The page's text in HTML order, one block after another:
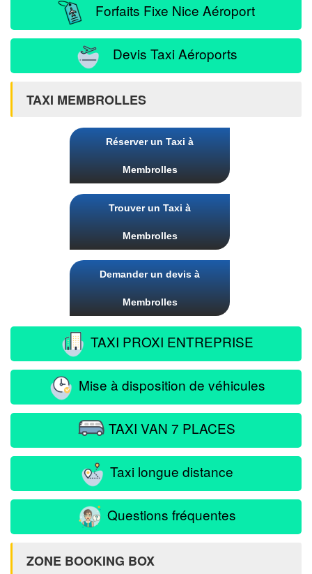
Forfaits Fixe Nice Aéroport
Devis Taxi Aéroports
TAXI MEMBROLLES
Réserver un Taxi à
Membrolles
Trouver un Taxi à
Membrolles
Demander un devis à
Membrolles
TAXI PROXI ENTREPRISE
Mise à disposition de véhicules
TAXI VAN 7 PLACES
Taxi longue distance
Questions fréquentes
ZONE BOOKING BOX